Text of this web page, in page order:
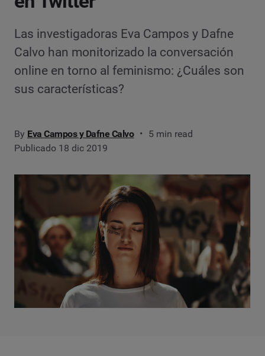
Las investigadoras Eva Campos y Dafne
Calvo han monitorizado la conversación
online en torno al feminismo: ¿Cuáles son
sus características?
By Eva Campos y Dafne Calvo
5 min read
Publicado 18 dic 2019